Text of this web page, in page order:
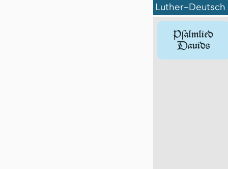
Luther-Deutsch
Pſalmlied
Dauids